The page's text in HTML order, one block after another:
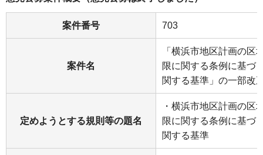
案件番号 703
案件名
「横浜市地区計画の区
限に関する条例に基づ
関する基準」の一部改
定めようとする規則等の題名
・横浜市地区計画の区
限に関する条例に基づ
関する基準